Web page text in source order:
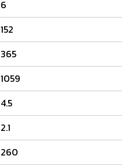
6
152
365
1059
4.5
2.1
260